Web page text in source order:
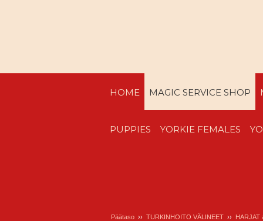
HOME MAGIC SERVICE SHOP
PUPPIES YORKIE FEMALES
Päätaso ›› TURKINHOITO VÄLINEET ›› HARJAT